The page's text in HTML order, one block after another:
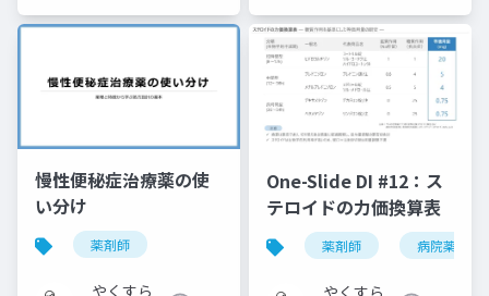
ライドメ
ライドメ
モ
慢性便秘症治療薬の使
い分け
薬剤師
やくすら
One-Slide DI #12：ス
テロイドの力価換算表
薬剤師 病院薬剤師
やくすら